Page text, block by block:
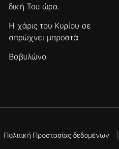
δική Του ώρα.
Η χάρις του Κυρίου σε
σπρώχνει μπροστά
Βαβυλώνα
Πολιτική Προστασίας δεδομένων